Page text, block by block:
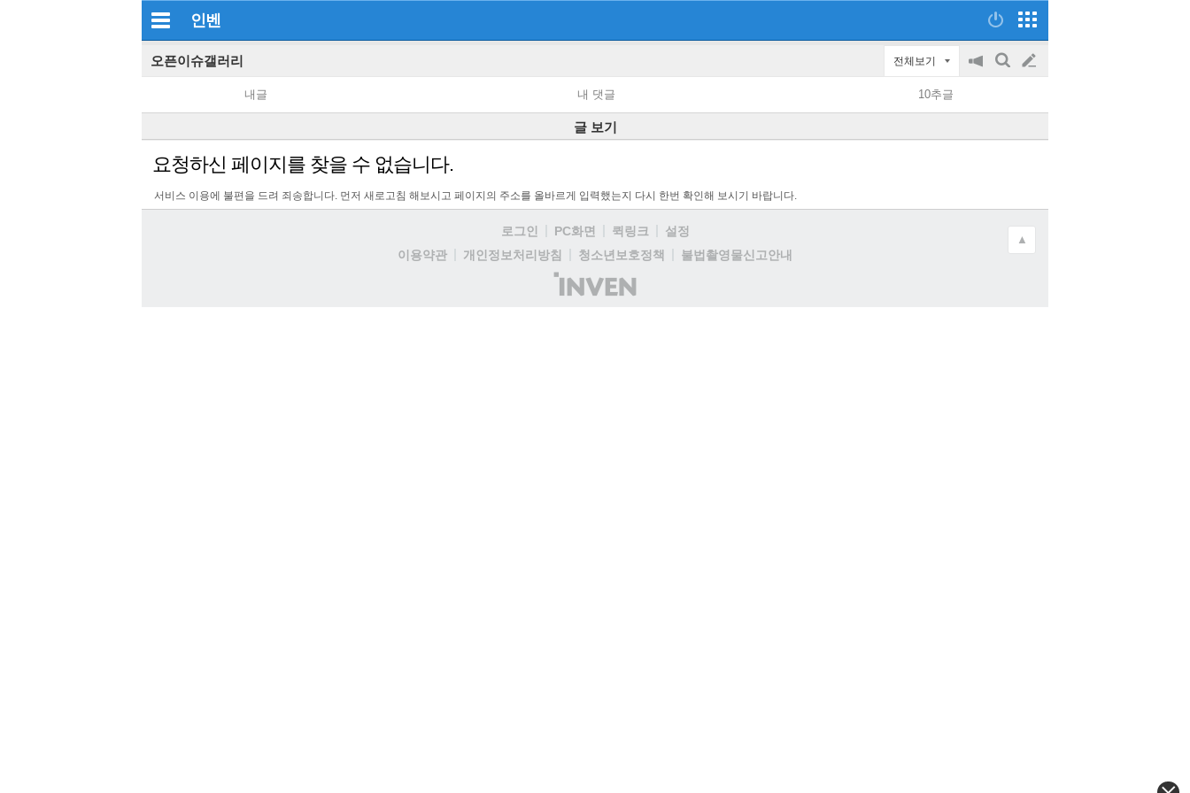
인벤
오픈이슈갤러리 전체보기
공
on/off
검
글
쓰
기
내글 내 댓글 10추글
글 보기
요청하신 페이지를 찾을 수 없습니다.
서비스 이용에 불편을 드려 죄송합니다. 먼저 새로고침 해보시고 페이지의 주소를 올바르게 입력했는지 다시 한번 확인해 보시기 바랍니다.
로그인 PC화면 퀵링크
설정
이용약관
개인정보처리방침 청소년보호정책
불법촬영물신고안내
(주)
인
▲